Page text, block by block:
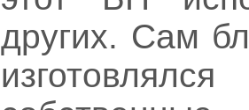
других. Сам